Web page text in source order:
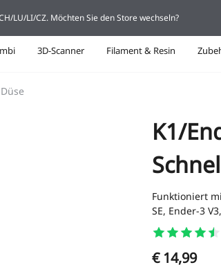
3D-Scanner Filament & Resin
K1/
Funktioniert
SE, Ender-3
€ 14,99
LU/LI/CZ. Möchten Sie den Store wechseln?